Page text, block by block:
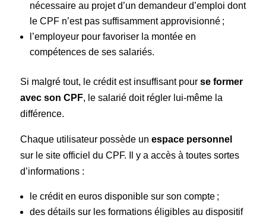
nécessaire au projet d’un demandeur d’emploi dont
le CPF n’est pas suffisamment approvisionné ;
l’employeur pour favoriser la montée en
compétences de ses salariés.
Si malgré tout, le crédit est insuffisant pour se former
avec son CPF, le salarié doit régler lui-même la
différence.
Chaque utilisateur possède un espace personnel
sur le site officiel du CPF. Il y a accès à toutes sortes
d’informations :
le crédit en euros disponible sur son compte ;
des détails sur les formations éligibles au dispositif